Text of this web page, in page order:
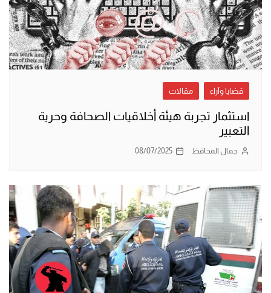
قضايا وآراء مقالات
استثمار تجربة هيئة أخلاقيات الصحافة وحرية
التعبير
جمال المحافظ 08/07/2025